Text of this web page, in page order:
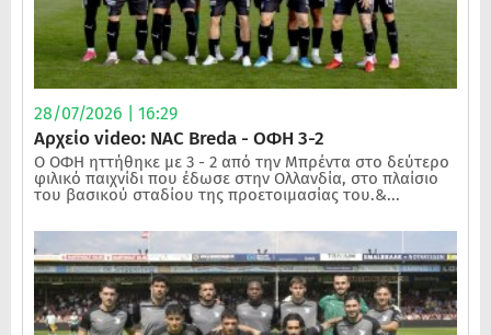
28/07/2026 | 16:29
Αρχείο video: NAC Breda - ΟΦΗ 3-2
Ο ΟΦΗ ηττήθηκε με 3 - 2 από την Μπρέντα στο δεύτερο
φιλικό παιχνίδι που έδωσε στην Ολλανδία, στο πλαίσιο
του βασικού σταδίου της προετοιμασίας του.&...